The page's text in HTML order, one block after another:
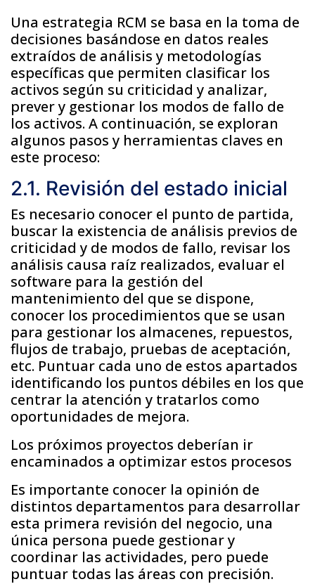
Una estrategia RCM se basa en la toma de
decisiones basándose en datos reales
extraídos de análisis y metodologías
específicas que permiten clasificar los
activos según su criticidad y analizar,
prever y gestionar los modos de fallo de
los activos. A continuación, se exploran
algunos pasos y herramientas claves en
este proceso:
2.1. Revisión del estado inicial
Es necesario conocer el punto de partida,
buscar la existencia de análisis previos de
criticidad y de modos de fallo, revisar los
análisis causa raíz realizados, evaluar el
software para la gestión del
mantenimiento del que se dispone,
conocer los procedimientos que se usan
para gestionar los almacenes, repuestos,
flujos de trabajo, pruebas de aceptación,
etc. Puntuar cada uno de estos apartados
identificando los puntos débiles en los que
centrar la atención y tratarlos como
oportunidades de mejora.
Los próximos proyectos deberían ir
encaminados a optimizar estos procesos
Es importante conocer la opinión de
distintos departamentos para desarrollar
esta primera revisión del negocio, una
única persona puede gestionar y
coordinar las actividades, pero puede
puntuar todas las áreas con precisión.